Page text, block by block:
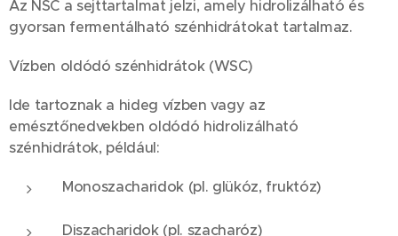
Az NSC a sejttartalmat jelzi, amely hidrolizálható és
gyorsan fermentálható szénhidrátokat tartalmaz.
Vízben oldódó szénhidrátok (WSC)
Ide tartoznak a hideg vízben vagy az
emésztőnedvekben oldódó hidrolizálható
szénhidrátok, például:
Monoszacharidok (pl. glükóz, fruktóz)
Diszacharidok (pl. szacharóz)